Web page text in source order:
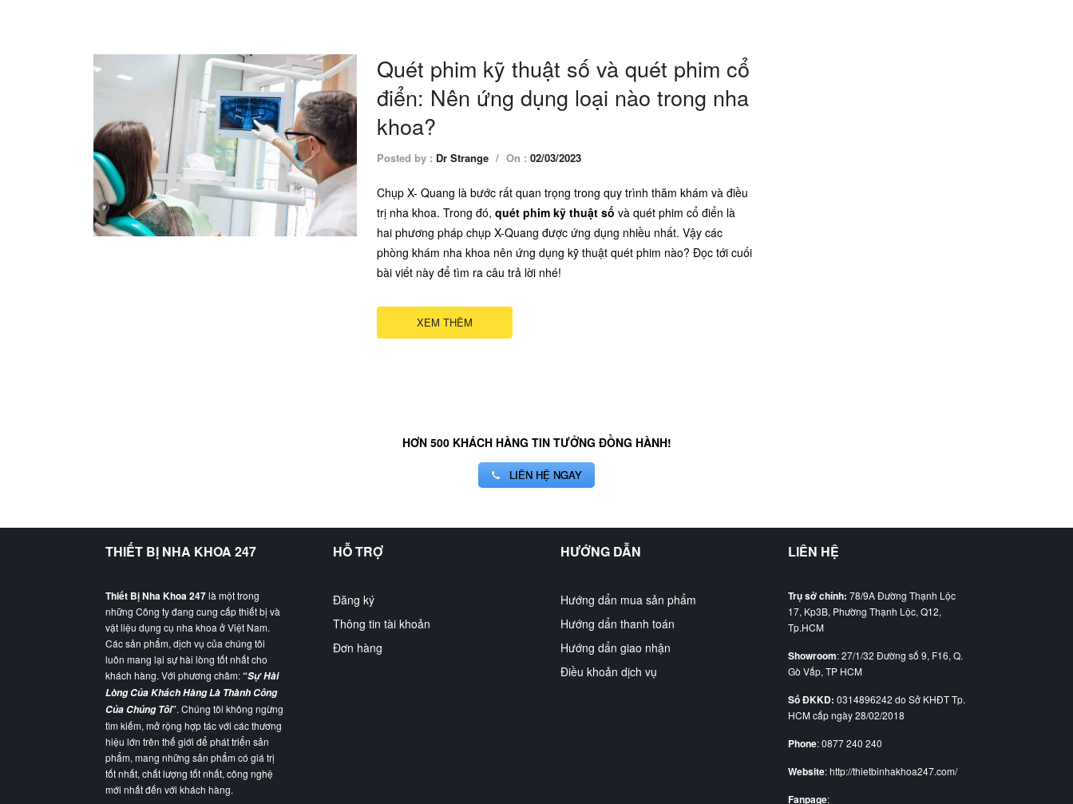
Quét phim kỹ thuật số và quét phim cổ
điển: Nên ứng dụng loại nào trong nha
khoa?
Posted by : Dr Strange / On : 02/03/2023
Chụp X- Quang là bước rất quan trọng trong quy trình thăm khám và điều
trị nha khoa. Trong đó, quét phim kỹ thuật số và quét phim cổ điển là
hai phương pháp chụp X-Quang được ứng dụng nhiều nhất. Vậy các
phòng khám nha khoa nên ứng dụng kỹ thuật quét phim nào? Đọc tới cuối
bài viết này để tìm ra câu trả lời nhé!
XEM THÊM
HƠN 500 KHÁCH HÀNG TIN TƯỞNG ĐỒNG HÀNH!
LIÊN HỆ NGAY
THIẾT BỊ NHA KHOA 247
Thiết Bị Nha Khoa 247là một trong
những Công ty đang cung cấp thiết bị và
vật liệu dụng cụ nha khoa ở Việt Nam.
Các sản phẩm, dịch vụ của chúng tôi
luôn mang lại sự hài lòng tốt nhất cho
khách hàng. Với phương châm:“Sự Hài
Lòng Của Khách Hàng Là Thành Công
Của Chúng Tôi”. Chúng tôi không ngừng
tìm kiếm, mở rộng hợp tác với các thương
hiệu lớn trên thế giới để phát triển sản
phẩm, mang những sản phẩm có giá trị
tốt nhất, chất lượng tốt nhất, công nghệ
mới nhất đến với khách hàng.
HỖ TRỢ
Đăng ký
Thông tin tài khoản
Đơn hàng
HƯỚNG DẪN
Hướng dẩn mua sản phẩm
Hướng dẩn thanh toán
Hướng dẩn giao nhận
Điều khoản dịch vụ
LIÊN HỆ
Trụ sở chính: 78/9A Đường Thạnh Lộc
17, Kp3B, Phường Thạnh Lộc, Q12,
Tp.HCM
Showroom: 27/1/32 Đường số 9, F16, Q.
Gò Vấp, TP HCM
Số ĐKKD: 0314896242 do Sở KHĐT Tp.
HCM cấp ngày 28/02/2018
Phone: 0877 240 240
Website: http://thietbinhakhoa247.com/
Fanpage: